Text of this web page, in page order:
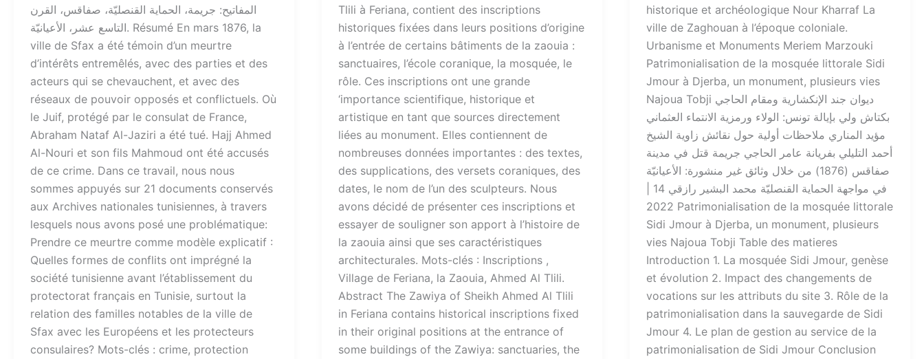
المفاتيح: جريمة، الحماية القنصليّة، صفاقس، القرن
التاسع عشر، الأعيانيّة. Résumé En mars 1876, la
ville de Sfax a été témoin d’un meurtre
d’intérêts entremêlés, avec des parties et des
acteurs qui se chevauchent, et avec des
réseaux de pouvoir opposés et conflictuels. Où
le Juif, protégé par le consulat de France,
Abraham Nataf Al-Jaziri a été tué. Hajj Ahmed
Al-Nouri et son fils Mahmoud ont été accusés
de ce crime. Dans ce travail, nous nous
sommes appuyés sur 21 documents conservés
aux Archives nationales tunisiennes, à travers
lesquels nous avons posé une problématique:
Prendre ce meurtre comme modèle explicatif :
Quelles formes de conflits ont imprégné la
société tunisienne avant l’établissement du
protectorat français en Tunisie, surtout la
relation des familles notables de la ville de
Sfax avec les Européens et les protecteurs
consulaires? Mots-clés :​ crime, protection
Tlili à Feriana, contient des inscriptions
historiques fixées dans leurs positions d’origine
à l’entrée de certains bâtiments de la zaouia :
sanctuaires, l’école coranique, la mosquée, le
rôle. Ces inscriptions ont une grande
‘importance scientifique, historique et
artistique en tant que sources directement
liées au monument. Elles contiennent de
nombreuses données importantes : des textes,
des supplications, des versets coraniques, des
dates, le nom de l’un des sculpteurs. Nous
avons décidé de présenter ces inscriptions et
essayer de souligner son apport à l’histoire de
la zaouia ainsi que ses caractéristiques
architecturales. Mots-clés :​ Inscriptions ,
Village de Feriana, la Zaouia, Ahmed Al Tlili.
Abstract The Zawiya of Sheikh Ahmed Al Tlili
in Feriana contains historical inscriptions fixed
in their original positions at the entrance of
some buildings of the Zawiya: sanctuaries, the
historique et archéologique Nour Kharraf La
ville de Zaghouan à l’époque coloniale.
Urbanisme et Monuments Meriem Marzouki
Patrimonialisation de la mosquée littorale Sidi
Jmour à Djerba, un monument, plusieurs vies
Najoua Tobji ديوان جند الإنكشارية ومقام الحاجي
بكتاش ولي بإيالة تونس: الولاء ورمزية الانتماء العثماني
مؤيد المناري ملاحظات أولية حول نقائش زاوية الشيخ
أحمد التليلي بفريانة عامر الحاجي جريمة قتل في مدينة
صفاقس (1876) من خلال وثائق غير منشورة: الأعيانيّة
2022 Patrimonialisation de la mosquée littorale
Sidi Jmour à Djerba, un monument, plusieurs
vies Najoua Tobji Table des matieres
Introduction 1. La mosquée Sidi Jmour, genèse
et évolution 2. Impact des changements de
vocations sur les attributs du site 3. Rôle de la
patrimonialisation dans la sauvegarde de Sidi
Jmour 4. Le plan de gestion au service de la
patrimonialisation de Sidi Jmour Conclusion